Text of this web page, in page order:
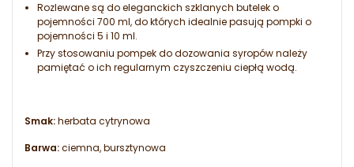
Rozlewane są do eleganckich szklanych butelek o
pojemności 700 ml, do których idealnie pasują pompki o
pojemności 5 i 10 ml.
Przy stosowaniu pompek do dozowania syropów należy
pamiętać o ich regularnym czyszczeniu ciepłą wodą.
Smak:herbata cytrynowa
Barwa:ciemna, bursztynowa